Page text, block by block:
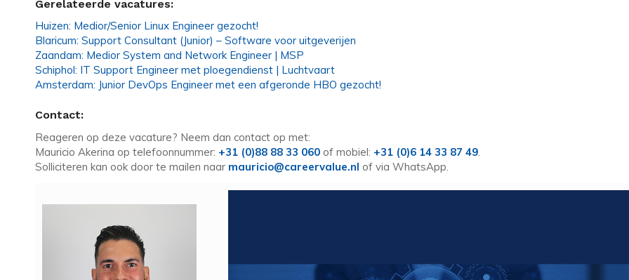
Gerelateerde vacatures:
Huizen: Medior/Senior Linux Engineer gezocht!
Blaricum: Support Consultant (Junior) – Software voor uitgeverijen
Zaandam: Medior System and Network Engineer | MSP
Schiphol: IT Support Engineer met ploegendienst | Luchtvaart
Amsterdam: Junior DevOps Engineer met een afgeronde HBO gezocht!
Contact:
Reageren op deze vacature? Neem dan contact op met:
Mauricio Akerina op telefoonnummer: +31 (0)88 88 33 060 of mobiel: +31 (0)6 14 33 87 49.
Solliciteren kan ook door te mailen naar mauricio@careervalue.nl of via WhatsApp.